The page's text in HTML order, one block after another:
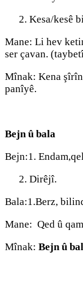
Kesa/kesê
Mane: Li hev
ser çavan.
Mînak: Kena
panîyê.
Bejn û bala
Bejn:1.
Dirêjî.
Bala:1.Berz,
Mane: Qed û
Mînak: Bejn û